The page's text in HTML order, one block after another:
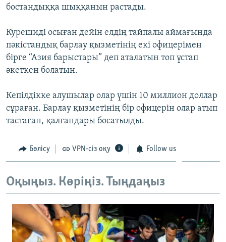
Русский
ЖАЗЫЛЫҢЫЗ
бостандыққа шыққанын растады.
Курешиді осыған дейін елдің тайпалы аймағында
пәкістандық барлау қызметінің екі офицерімен
бірге “Азия барыстары” деп аталатын топ ұстап
әкеткен болатын.
Кепілдікке алушылар олар үшін 10 миллион доллар
сұраған. Барлау қызметінің бір офицерін олар атып
тастаған, қалғандары босатылды.
Бөлісу VPN-сіз оқу Follow us
Оқыңыз. Көріңіз. Тыңдаңыз